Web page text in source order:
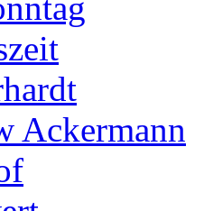
Ackermann